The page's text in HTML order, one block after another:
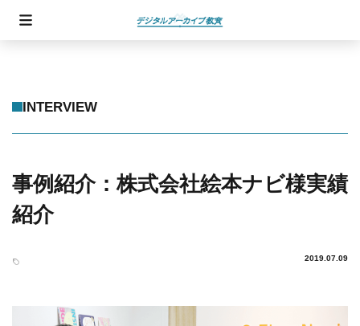
INTERVIEW
事例紹介：株式会社絵本ナビ様実績
紹介
2019.07.09